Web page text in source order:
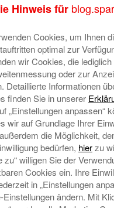
& Co. KG
Hinweis für
Cookies, um Ihnen
optimal zur
wir Cookies, die
oder zur
Detaillierte Informationen
finden Sie in unserer
„Einstellungen anpassen“
wir auf Grundlage Ihrer
die Möglichkeit,
bedürfen, hierzu
zu“ willigen Sie der
Cookies ein. Ihre
in „Einstellungen
Einstellungen ändern. Mit